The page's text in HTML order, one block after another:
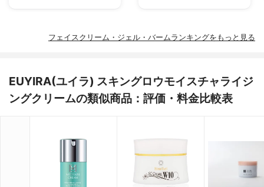
フェイスクリーム・ジェル・バームランキングをもっと見る
EUYIRA(ユイラ) スキングロウモイスチャライジ
ングクリームの類似商品：評価・料金比較表